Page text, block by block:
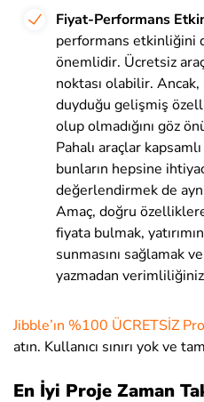
Fiyat-Performans
performans etkinliğini
önemlidir. Ücretsiz
noktası olabilir.
duyduğu gelişmiş
olup olmadığını göz
Pahalı araçlar
bunların hepsine
değerlendirmek de
Amaç, doğru
fiyata bulmak,
sunmasını sağlamak
yazmadan
Jibble’ın %100 ÜCRETSİZ
atın. Kullanıcı sınırı yok ve
En İyi Proje Zaman